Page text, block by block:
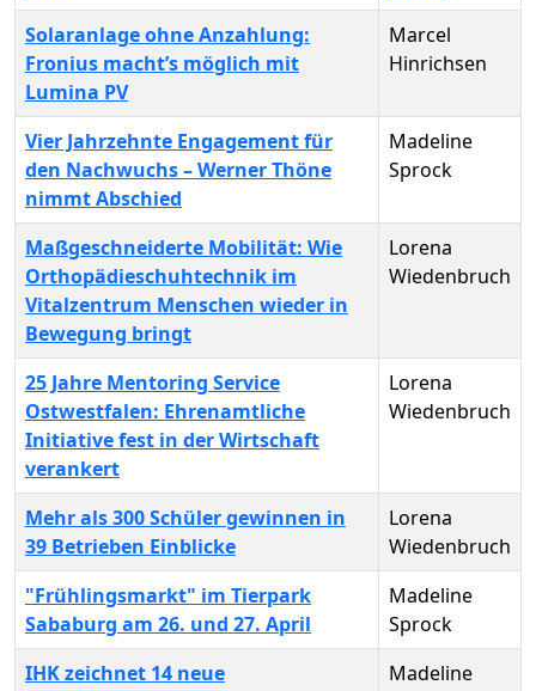
Solaranlage ohne Anzahlung:
Fronius macht’s möglich mit
Lumina PV
Marcel
Hinrichsen
Vier Jahrzehnte Engagement für
den Nachwuchs – Werner Thöne
nimmt Abschied
Madeline
Sprock
Maßgeschneiderte Mobilität: Wie
Orthopädieschuhtechnik im
Vitalzentrum Menschen wieder in
Bewegung bringt
Lorena
Wiedenbruch
25 Jahre Mentoring Service
Ostwestfalen: Ehrenamtliche
Initiative fest in der Wirtschaft
verankert
Lorena
Wiedenbruch
Mehr als 300 Schüler gewinnen in
39 Betrieben Einblicke
Lorena
Wiedenbruch
"Frühlingsmarkt" im Tierpark
Sababurg am 26. und 27. April
Madeline
Sprock
IHK zeichnet 14 neue
Madeline